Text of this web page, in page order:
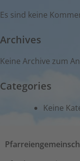
Es sind keine
Archives
Keine Archive zum
Categories
Keine